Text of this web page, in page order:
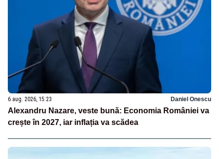
6 aug. 2026, 15:23 Daniel Onescu
Alexandru Nazare, veste bună: Economia României va
crește în 2027, iar inflația va scădea